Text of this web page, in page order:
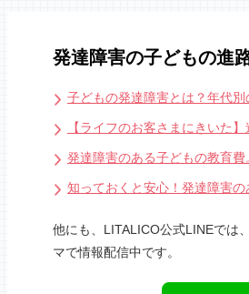
発達障害の子どもの進
子どもの発達障害とは？年代
【ライフのお客さまにきいた
発達障害のある子どもの教育
知っておくと安心！発達障害の
他にも、LITALICO公式LINEでは
マで情報配信中です。